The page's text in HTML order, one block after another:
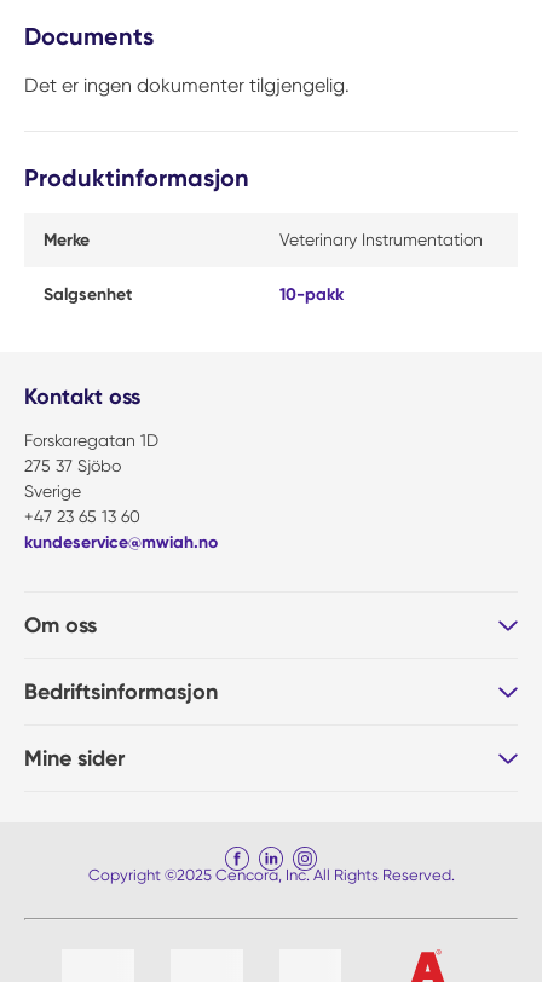
Documents
Det er ingen dokumenter tilgjengelig.
Produktinformasjon
Merke Veterinary Instrumentation
Salgsenhet 10-pakk
Kontakt oss
Forskaregatan 1D
275 37 Sjöbo
Sverige
+47 23 65 13 60
kundeservice@mwiah.no
Om oss
Bedriftsinformasjon
Mine sider
Copyright ©2025 Cencora, Inc. All Rights Reserved.